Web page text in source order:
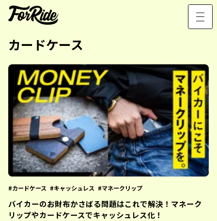
カードケース
カードケース キャッシュレス マネークリップ
バイカーのお財布かさばる問題はこれで解決！マネーク
リップやカードケースでキャッシュレス化！